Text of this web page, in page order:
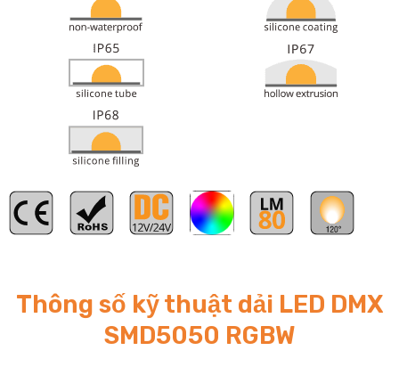
rgb
Thông số kỹ thuật dải LED DMX
SMD5050 RGBW